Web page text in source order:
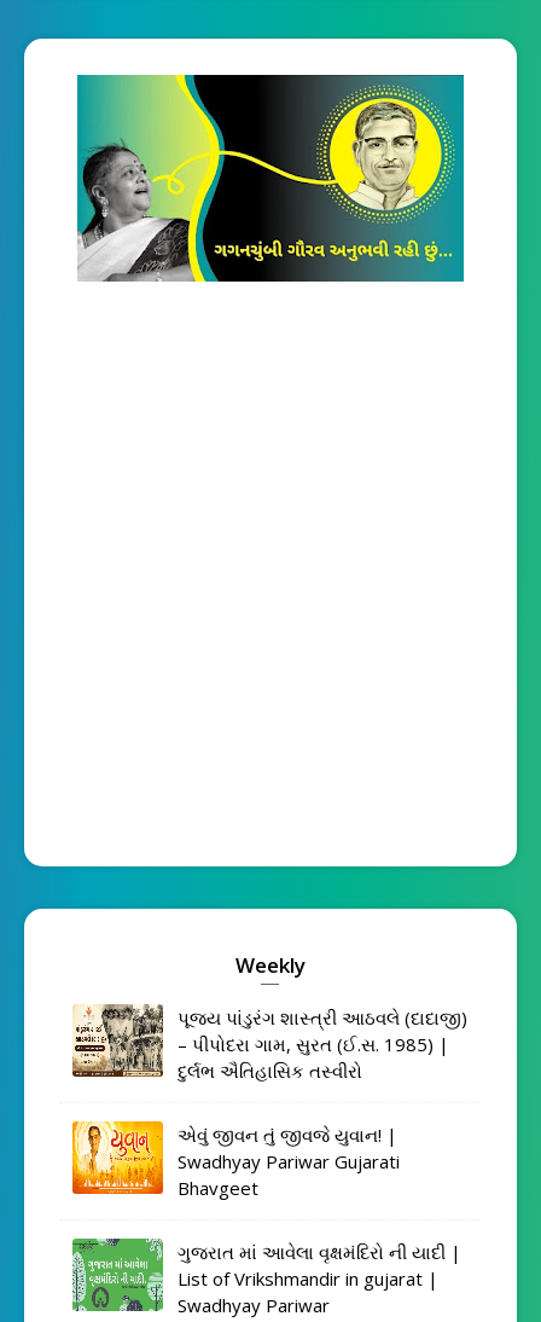
Weekly
પૂજ્ય પાંડુરંગ શાસ્ત્રી આઠવલે (દાદાજી)
– પીપોદરા ગામ, સુરત (ઈ.સ. 1985) |
દુર્લભ ઐતિહાસિક તસ્વીરો
એવું જીવન તું જીવજે યુવાન! |
Swadhyay Pariwar Gujarati
Bhavgeet
ગુજરાત માં આવેલા વૃક્ષમંદિરો ની યાદી |
List of Vrikshmandir in gujarat |
Swadhyay Pariwar